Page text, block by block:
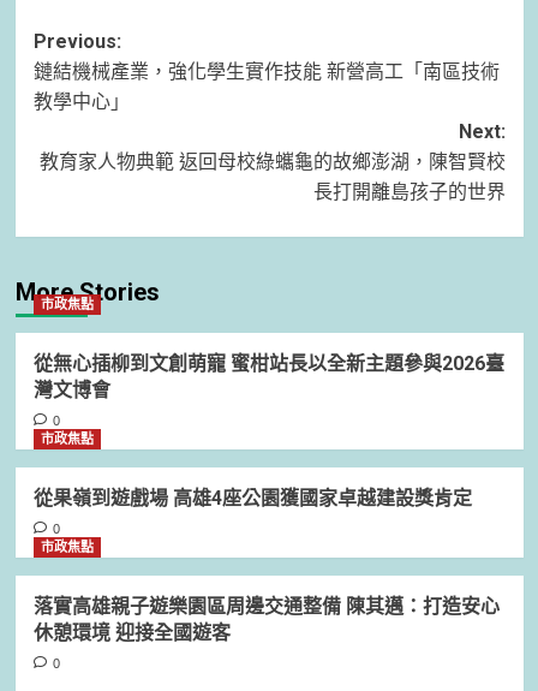
Post
navigation
Previous:
鏈結機械產業，強化學生實作技能 新營高工「南區技術
教學中心」
Next:
教育家人物典範 返回母校綠蠵龜的故鄉澎湖，陳智賢校
長打開離島孩子的世界
More Stories
市政焦點
從無心插柳到文創萌寵 蜜柑站長以全新主題參與2026臺
灣文博會
0
市政焦點
從果嶺到遊戲場 高雄4座公園獲國家卓越建設獎肯定
0
市政焦點
落實高雄親子遊樂園區周邊交通整備 陳其邁：打造安心
休憩環境 迎接全國遊客
0